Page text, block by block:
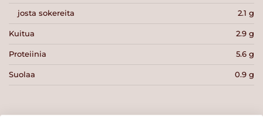
josta sokereita 2.1 g
Kuitua 2.9 g
Proteiinia 5.6 g
Suolaa 0.9 g